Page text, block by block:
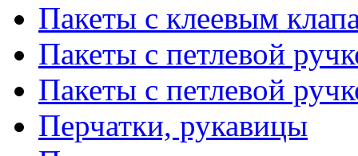
Пакеты с клеевым
Пакеты с петлевой
Пакеты с петлевой
Перчатки, рукавицы